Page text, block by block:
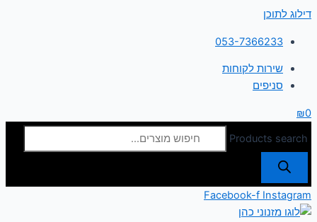
דילוג לתוכן
053-7366233
שירות לקוחות
סניפים
₪0
Products search
Facebook-f Instagram